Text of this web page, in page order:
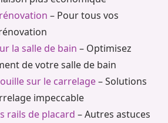
– Pour tous vos
la salle de bain – Optimisez
de votre salle de bain
sur le carrelage– Solutions
impeccable
rails de placard – Autres astuces